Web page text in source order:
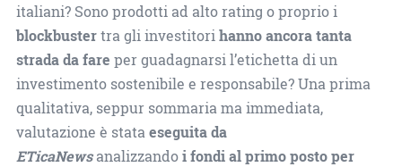
italiani? Sono prodotti ad alto rating o proprio i
blockbustertra gli investitorihanno ancora tanta
strada da fare per guadagnarsi l’etichetta di un
investimento sostenibile e responsabile? Una prima
qualitativa, seppur sommaria ma immediata,
valutazione è stataeseguita da
ETicaNewsanalizzandoi fondi al primo posto per